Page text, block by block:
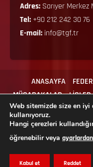
Adres: Sarıyer
Tel: +90 212 242 30 76
E-mail: info@tgf.tr
ANASAYFA
MÜSABAKALAR
LİGLER
MEVZUAT
Copyright © 2024 Tüm
Web sitemizde size en
kullanıyoruz.
Hangi çerezleri
öğrenebilir veya ayarlardan
Kabul et Reddet